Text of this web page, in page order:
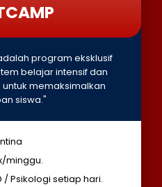
program eksklusif
belajar intensif dan
memaksimalkan
siswa."
minggu.
/ Psikologi setiap hari.